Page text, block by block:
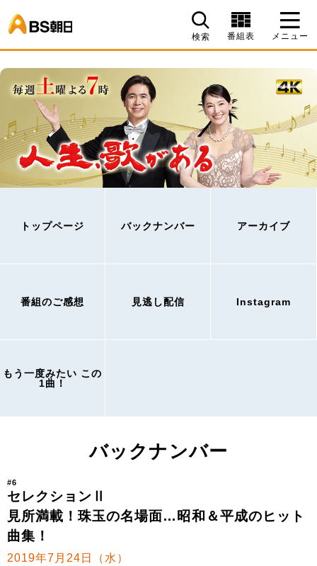
検索 番組表 メニュー
トップページ バックナンバー アーカイブ
番組のご感想 見逃し配信 Instagram
もう一度みたい この
1曲！
バックナンバー
#6
セレクションⅡ
見所満載！珠玉の名場面…昭和＆平成のヒット
曲集！
2019年7月24日（水）